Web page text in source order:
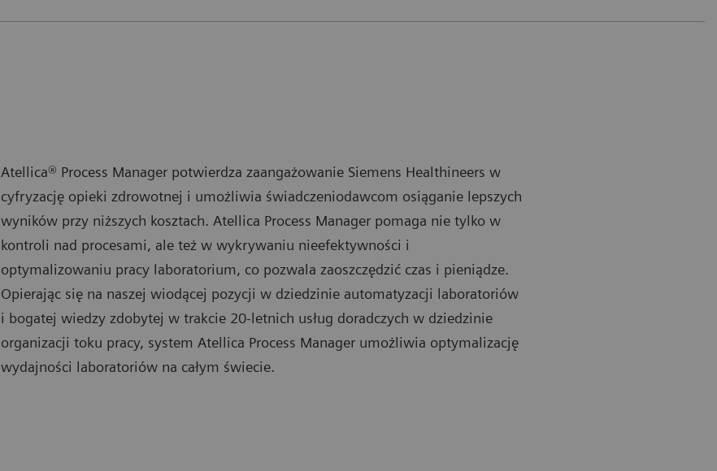
Atellica® Process Manager potwierdza zaangażowanie Siemens Healthineers w
cyfryzację opieki zdrowotnej i umożliwia świadczeniodawcom osiąganie lepszych
wyników przy niższych kosztach. Atellica Process Manager pomaga nie tylko w
kontroli nad procesami, ale też w wykrywaniu nieefektywności i
optymalizowaniu pracy laboratorium, co pozwala zaoszczędzić czas i pieniądze.
Opierając się na naszej wiodącej pozycji w dziedzinie automatyzacji laboratoriów
i bogatej wiedzy zdobytej w trakcie 20-letnich usług doradczych w dziedzinie
organizacji toku pracy, system Atellica Process Manager umożliwia optymalizację
wydajności laboratoriów na całym świecie.